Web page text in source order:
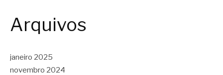
Arquivos
janeiro 2025
novembro 2024